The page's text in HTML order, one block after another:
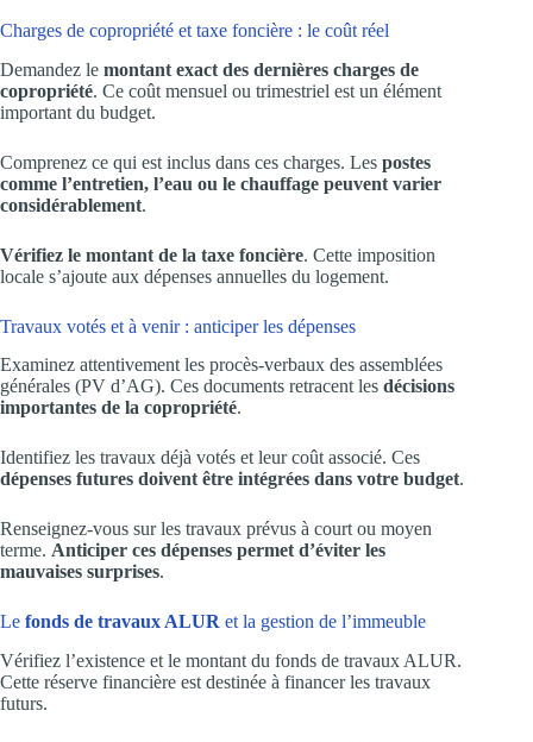
Charges de copropriété et taxe foncière : le coût réel
Demandez le montant exact des dernières charges de
copropriété. Ce coût mensuel ou trimestriel est un élément
important du budget.
Comprenez ce qui est inclus dans ces charges. Les postes
comme l’entretien, l’eau ou le chauffage peuvent varier
considérablement.
Vérifiez le montant de la taxe foncière. Cette imposition
locale s’ajoute aux dépenses annuelles du logement.
Travaux votés et à venir : anticiper les dépenses
Examinez attentivement les procès-verbaux des assemblées
générales (PV d’AG). Ces documents retracent les décisions
importantes de la copropriété.
Identifiez les travaux déjà votés et leur coût associé. Ces
dépenses futures doivent être intégrées dans votre budget.
Renseignez-vous sur les travaux prévus à court ou moyen
terme. Anticiper ces dépenses permet d’éviter les
mauvaises surprises.
Le fonds de travaux ALUR et la gestion de l’immeuble
Vérifiez l’existence et le montant du fonds de travaux ALUR.
Cette réserve financière est destinée à financer les travaux
futurs.